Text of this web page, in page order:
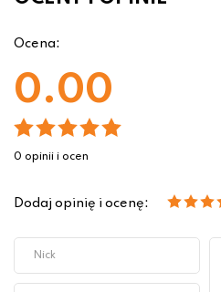
Ocena:
0.00
0 opinii i ocen
Dodaj opinię i ocenę: